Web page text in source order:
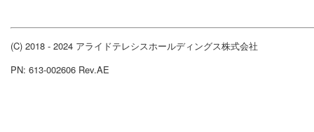
(C) 2018 - 2024 アライドテレシスホールディングス株式会社
PN: 613-002606 Rev.AE